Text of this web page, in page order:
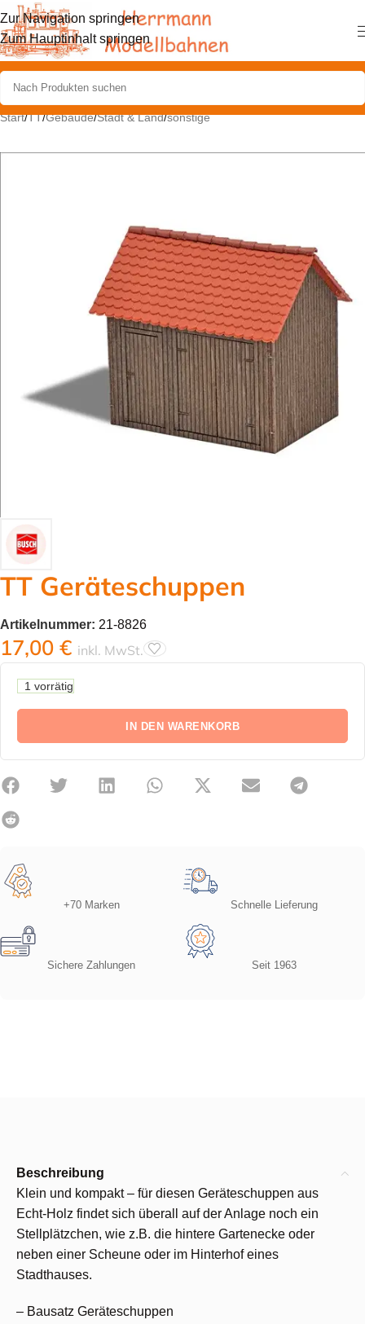
Zur Navigation springen
Zum Hauptinhalt springen
Start/TT/Gebäude/Stadt & Land/sonstige
TT Geräteschuppen
Artikelnummer: 21-8826
17,00 € inkl. MwSt.
1 vorrätig
IN DEN WARENKORB
+70 Marken Schnelle Lieferung
Sichere Zahlungen Seit 1963
Beschreibung
Klein und kompakt – für diesen Geräteschuppen aus
Echt-Holz findet sich überall auf der Anlage noch ein
Stellplätzchen, wie z.B. die hintere Gartenecke oder
neben einer Scheune oder im Hinterhof eines
Stadthauses.
– Bausatz Geräteschuppen